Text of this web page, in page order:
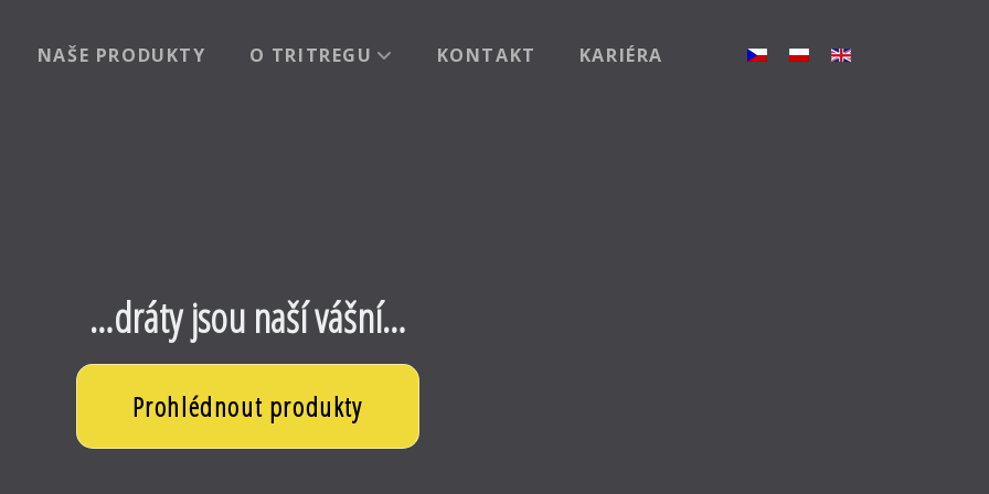
NAŠE PRODUKTY O TRITREGU KONTAKT KARIÉRA Zvolte jazyk
…dráty jsou naší vášní…
Prohlédnout produkty